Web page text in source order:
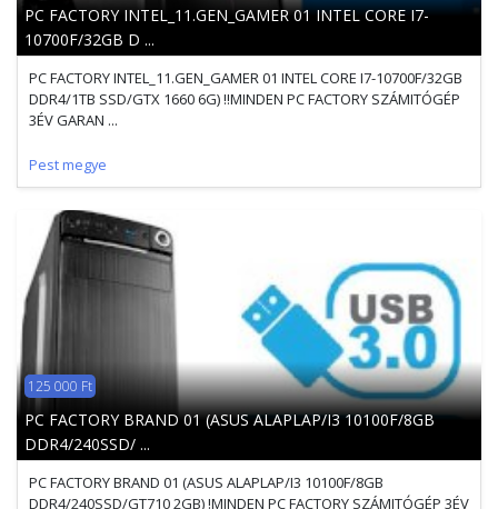
PC FACTORY INTEL_11.GEN_GAMER 01 INTEL CORE I7-
10700F/32GB D ...
PC FACTORY INTEL_11.GEN_GAMER 01 INTEL CORE I7-10700F/32GB
DDR4/1TB SSD/GTX 1660 6G) !!MINDEN PC FACTORY SZÁMITÓGÉP
3ÉV GARAN ...
Pest megye
125 000 Ft
PC FACTORY BRAND 01 (ASUS ALAPLAP/I3 10100F/8GB
DDR4/240SSD/ ...
PC FACTORY BRAND 01 (ASUS ALAPLAP/I3 10100F/8GB
DDR4/240SSD/GT710 2GB) !MINDEN PC FACTORY SZÁMITÓGÉP 3ÉV